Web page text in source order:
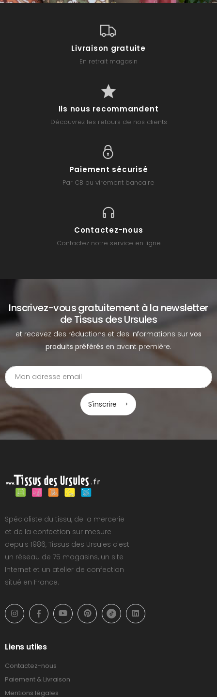
Livraison gratuite
En retrait magasin
Ils nous recommandent
Découvrez les retours de nos clients
Paiement sécurisé
Par CB ou virement bancaire
Contactez-nous
Contactez notre service en ligne
Inscrivez-vous gratuitement à la newsletter
de Tissus des Ursules
et recevez des réductions et des informations sur vos
produits préférés en avant première.
S'inscrire
Spécialiste du tissu, de la mercerie
et de la confection sur mesure
depuis 1986, Tissus des Ursules c'est
un réseau de 75 magasins, un site
Internet et un atelier de confection
situé en France.
Liens utiles
Contactez-nous
Paiement & Livraison
Mentions légales